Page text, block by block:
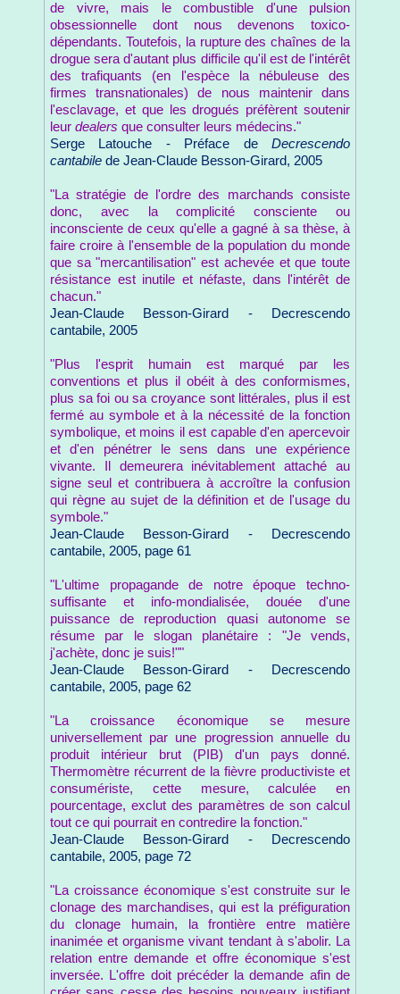
de vivre, mais le combustible d'une pulsion
obsessionnelle dont nous devenons toxico-
dépendants. Toutefois, la rupture des chaînes de la
drogue sera d'autant plus difficile qu'il est de l'intérêt
des trafiquants (en l'espèce la nébuleuse des
firmes transnationales) de nous maintenir dans
l'esclavage, et que les drogués préfèrent soutenir
leur dealers que consulter leurs médecins."
Serge Latouche - Préface de Decrescendo
cantabile de Jean-Claude Besson-Girard, 2005
"La stratégie de l'ordre des marchands consiste
donc, avec la complicité consciente ou
inconsciente de ceux qu'elle a gagné à sa thèse, à
faire croire à l'ensemble de la population du monde
que sa "mercantilisation" est achevée et que toute
résistance est inutile et néfaste, dans l'intérêt de
chacun."
Jean-Claude Besson-Girard - Decrescendo
cantabile, 2005
"Plus l'esprit humain est marqué par les
conventions et plus il obéit à des conformismes,
plus sa foi ou sa croyance sont littérales, plus il est
fermé au symbole et à la nécessité de la fonction
symbolique, et moins il est capable d'en apercevoir
et d'en pénétrer le sens dans une expérience
vivante. Il demeurera inévitablement attaché au
signe seul et contribuera à accroître la confusion
qui règne au sujet de la définition et de l'usage du
symbole."
Jean-Claude Besson-Girard - Decrescendo
cantabile, 2005, page 61
"L'ultime propagande de notre époque techno-
suffisante et info-mondialisée, douée d'une
puissance de reproduction quasi autonome se
résume par le slogan planétaire : "Je vends,
j'achète, donc je suis!""
Jean-Claude Besson-Girard - Decrescendo
cantabile, 2005, page 62
"La croissance économique se mesure
universellement par une progression annuelle du
produit intérieur brut (PIB) d'un pays donné.
Thermomètre récurrent de la fièvre productiviste et
consumériste, cette mesure, calculée en
pourcentage, exclut des paramètres de son calcul
tout ce qui pourrait en contredire la fonction."
Jean-Claude Besson-Girard - Decrescendo
cantabile, 2005, page 72
"La croissance économique s'est construite sur le
clonage des marchandises, qui est la préfiguration
du clonage humain, la frontière entre matière
inanimée et organisme vivant tendant à s'abolir. La
relation entre demande et offre économique s'est
inversée. L'offre doit précéder la demande afin de